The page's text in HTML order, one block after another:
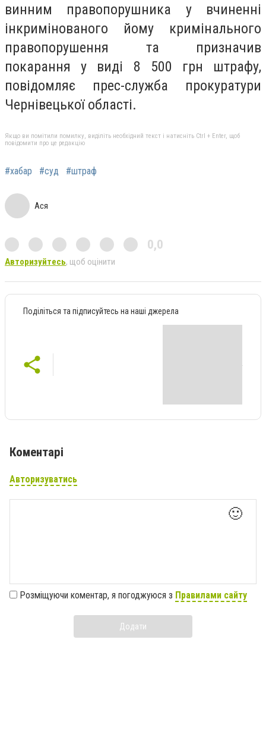
винним правопорушника у вчиненні
інкримінованого йому кримінального
правопорушення та призначив
покарання у виді 8 500 грн штрафу,
повідомляє прес-служба прокуратури
Чернівецької області.
Якщо ви помітили помилку, виділіть необхідний текст і натисніть Ctrl + Enter, щоб
повідомити про це редакцію
#хабар #суд #штраф
Ася
0,0
Авторизуйтесь, щоб оцінити
Поділіться та підписуйтесь на наші джерела
Коментарі
Авторизуватись
🙂
Розміщуючи коментар, я погоджуюся з Правилами сайту
Додати